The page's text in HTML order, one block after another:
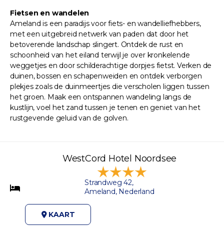
Fietsen en wandelen
Ameland is een paradijs voor fiets- en wandelliefhebbers,
met een uitgebreid netwerk van paden dat door het
betoverende landschap slingert. Ontdek de rust en
schoonheid van het eiland terwijl je over kronkelende
weggetjes en door schilderachtige dorpjes fietst. Verken de
duinen, bossen en schapenweiden en ontdek verborgen
plekjes zoals de duinmeertjes die verscholen liggen tussen
het groen. Maak een ontspannen wandeling langs de
kustlijn, voel het zand tussen je tenen en geniet van het
rustgevende geluid van de golven.
WestCord Hotel Noordsee
Strandweg 42,
Ameland, Nederland
KAART